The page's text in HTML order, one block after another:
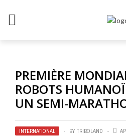
PREMIÈRE
ROBOTS
UN SEMI-
INTERNATIONAL BY TRIBOLAND